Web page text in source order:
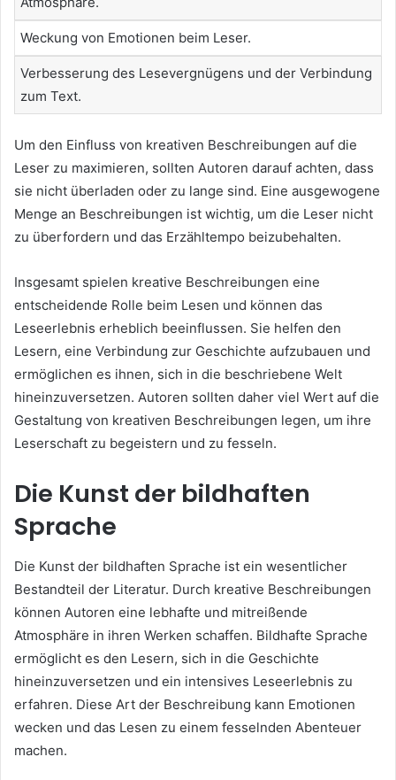
Weckung von Emotionen beim Leser.
Verbesserung des Lesevergnügens und der Verbindung
zum Text.
Um den Einfluss von kreativen Beschreibungen auf die
Leser zu maximieren, sollten Autoren darauf achten, dass
sie nicht überladen oder zu lange sind. Eine ausgewogene
Menge an Beschreibungen ist wichtig, um die Leser nicht
zu überfordern und das Erzähltempo beizubehalten.
Insgesamt spielen kreative Beschreibungen eine
entscheidende Rolle beim Lesen und können das
Leseerlebnis erheblich beeinflussen. Sie helfen den
Lesern, eine Verbindung zur Geschichte aufzubauen und
ermöglichen es ihnen, sich in die beschriebene Welt
hineinzuversetzen. Autoren sollten daher viel Wert auf die
Gestaltung von kreativen Beschreibungen legen, um ihre
Leserschaft zu begeistern und zu fesseln.
Die Kunst der bildhaften
Sprache
Die Kunst der bildhaften Sprache ist ein wesentlicher
Bestandteil der Literatur. Durch kreative Beschreibungen
können Autoren eine lebhafte und mitreißende
Atmosphäre in ihren Werken schaffen. Bildhafte Sprache
ermöglicht es den Lesern, sich in die Geschichte
hineinzuversetzen und ein intensives Leseerlebnis zu
erfahren. Diese Art der Beschreibung kann Emotionen
wecken und das Lesen zu einem fesselnden Abenteuer
machen.